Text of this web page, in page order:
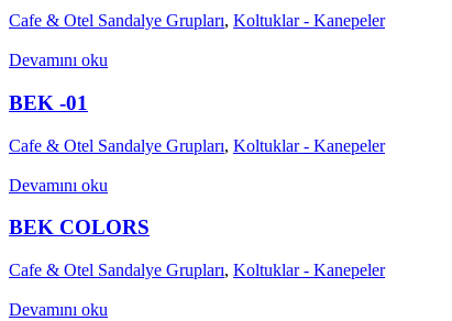
Cafe & Otel Sandalye Grupları, Koltuklar - Kanepeler
Devamını oku
BEK -01
Cafe & Otel Sandalye Grupları, Koltuklar - Kanepeler
Devamını oku
BEK COLORS
Cafe & Otel Sandalye Grupları, Koltuklar - Kanepeler
Devamını oku